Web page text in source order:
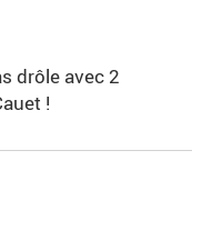
drôle avec 2
!